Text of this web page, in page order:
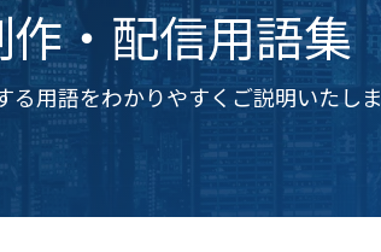
・配信用語集
る用語をわかりやすくご説明いたし